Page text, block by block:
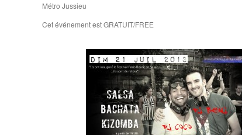
Métro Jussieu
Cet événement est GRATUIT/FREE